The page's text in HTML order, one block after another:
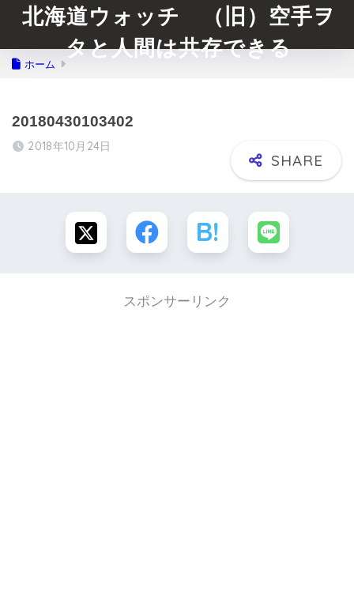
北海道ウォッチ （旧）空手ヲ
タと人間は共存できる
ホーム
20180430103402
2018年10月24日
スポンサーリンク